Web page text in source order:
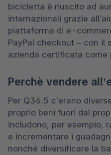
bicicletta è riuscito ad
internazionali grazie
piattaforma di e-
PayPal checkout – con il
azienda certificata come
Perchè vendere
Per Q36.5 c’erano
proprio beni fuori dal
includono, per esempio,
e incrementare i
nonché diversificare la